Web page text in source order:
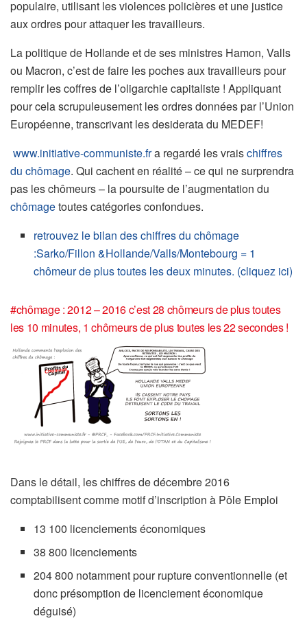
populaire, utilisant les violences policières et une justice
aux ordres pour attaquer les travailleurs.
La politique de Hollande et de ses ministres Hamon, Valls
ou Macron, c’est de faire les poches aux travailleurs pour
remplir les coffres de l’oligarchie capitaliste ! Appliquant
pour cela scrupuleusement les ordres données par l’Union
Européenne, transcrivant les desiderata du MEDEF!
www.initiative-communiste.fra regardé les vraischiffres
du chômage. Qui cachent en réalité – ce qui ne surprendra
pas les chômeurs – la poursuite de l’augmentation du
chômagetoutes catégories confondues.
retrouvez le bilan des chiffres du chômage
:Sarko/Fillon &Hollande/Valls/Montebourg = 1
chômeur de plus toutes les deux minutes. (cliquez ici)
#chômage : 2012 – 2016 c’est 28 chômeurs de plus toutes
les 10 minutes, 1 chômeurs de plus toutes les 22 secondes !
Dans le détail, les chiffres de décembre 2016
comptabilisent comme motif d’inscription à Pôle Emploi
13 100 licenciements économiques
38 800 licenciements
204 800 notamment pour rupture conventionnelle (et
donc présomption de licenciement économique
déguisé)